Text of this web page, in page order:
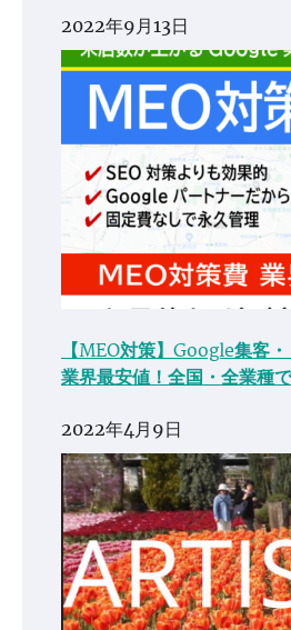
2022年9月13日
【MEO対策】Google集客
業界最安値！全国・全業種
2022年4月9日